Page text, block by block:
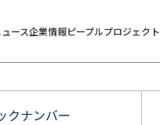
ース企業情報ピープルプロジェクト
クナンバー